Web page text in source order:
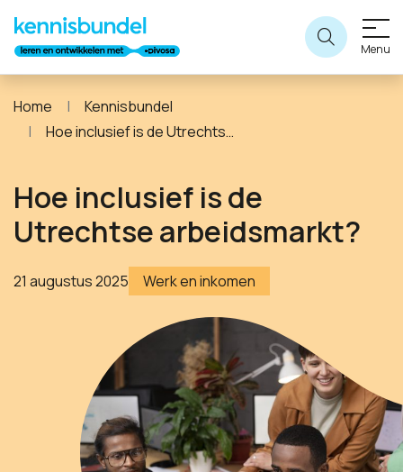
Menu
Home
Kennisbundel
Hoe inclusief is de Utrechtse arbeidsmarkt?
Hoe inclusief is de
Utrechtse arbeidsmarkt?
21 augustus 2025 Werk en inkomen